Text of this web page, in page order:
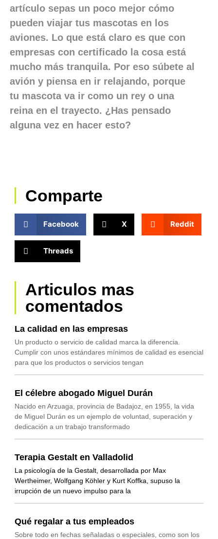
artículo sepas un poco mejor cómo
pueden viajar tus mascotas en los
aviones. Lo que está claro es que con
empresas con certificado la cosa está
mucho más tranquila. Por eso súbete al
avión y piensa en ir relajando, porque
tu mascota va ir como un rey o una
reina en el trayecto. ¿Has pensado
alguna vez en hacer esto?
Comparte
Facebook X Reddit
Threads
Articulos mas
comentados
La calidad en las empresas
Un producto o servicio de calidad marca la diferencia.
Cumplir con unos estándares mínimos de calidad es esencial
para que los productos o servicios tengan
El célebre abogado Miguel Durán
Nacido en Arzuaga, provincia de Badajoz, en 1955, la vida
de Miguel Durán es un ejemplo de voluntad, superación y
dedicación a un trabajo transformado
Terapia Gestalt en Valladolid
La psicología de la Gestalt, desarrollada por Max
Wertheimer, Wolfgang Köhler y Kurt Koffka, supuso la
irrupción de un nuevo impulso para la
Qué regalar a tus empleados
Sobre todo en fechas señaladas o especiales, como son los